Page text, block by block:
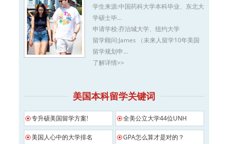
学生来源:中国药科大学本科毕业、东北大
学硕士毕…
申请学校:乔治城大学、纽约大学
留学顾问:James （未来人留学10年美国
留学规划申…
了解详情>>
美国本科留学关键词
专升硕美国留学方案! 全美公立大学44位UNH
美国人心中的大学排名 GPA怎么算才是对的？